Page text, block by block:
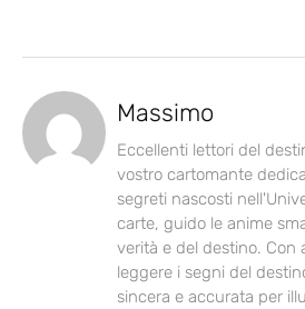
Massimo
Eccellenti lettori del
vostro cartomante
segreti nascosti
carte, guido le anime
verità e del destino. Con
leggere i segni del
sincera e accurata per